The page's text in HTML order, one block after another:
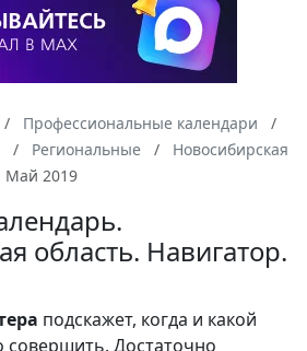
Профессиональные календари
Региональные
Новосибирская
Май 2019
область. Навигатор.
подскажет, когда и какой
Достаточно